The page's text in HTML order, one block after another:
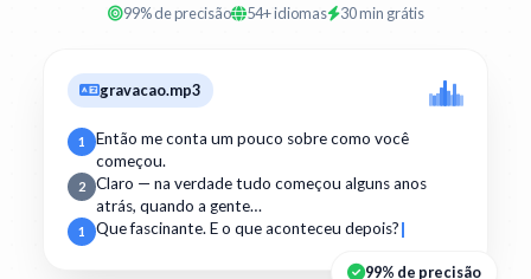
99% de precisão 54+ idiomas 30 min grátis
gravacao.mp3
1
Então me conta um pouco sobre como você
começou.
2
Claro — na verdade tudo começou alguns anos
atrás, quando a gente…
1 Que fascinante. E o que aconteceu depois?